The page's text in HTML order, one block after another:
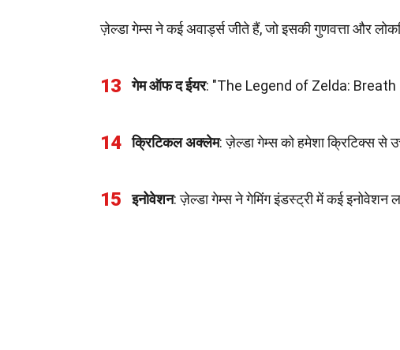
ज़ेल्डा गेम्स ने कई अवार्ड्स जीते हैं, जो इसकी गुणवत्ता और
13 गेम ऑफ द ईयर: "The Legend of Zelda: Breath
14 क्रिटिकल अक्लेम: ज़ेल्डा गेम्स को हमेशा क्रिटिक्स से
15 इनोवेशन: ज़ेल्डा गेम्स ने गेमिंग इंडस्ट्री में कई